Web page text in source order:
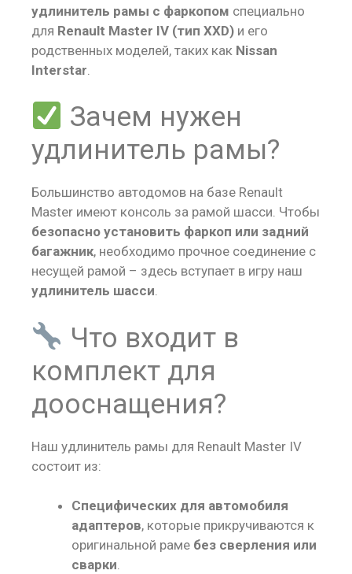
удлинитель рамы с фаркопом специально
для Renault Master IV (тип XXD) и его
родственных моделей, таких как Nissan
Interstar
Зачем нужен
удлинитель рамы?
Большинство автодомов на базе Renault
Master имеют консоль за рамой шасси. Чтобы
безопасно установить фаркоп или задний
багажник, необходимо прочное соединение с
несущей рамой – здесь вступает в игру наш
удлинитель шасси.
Что входит в
комплект для
дооснащения?
Наш удлинитель рамы для Renault Master IV
состоит из:
Специфических для автомобиля
адаптеров, которые прикручиваются к
оригинальной раме без сверления или
сварки.